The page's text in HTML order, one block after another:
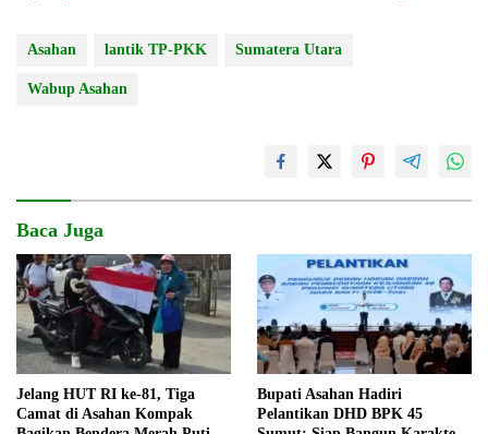
Asahan lantik TP-PKK Sumatera Utara
Wabup Asahan
Baca Juga
Jelang HUT RI ke-81, Tiga
Camat di Asahan Kompak
Bupati Asahan Hadiri
Pelantikan DHD BPK 45